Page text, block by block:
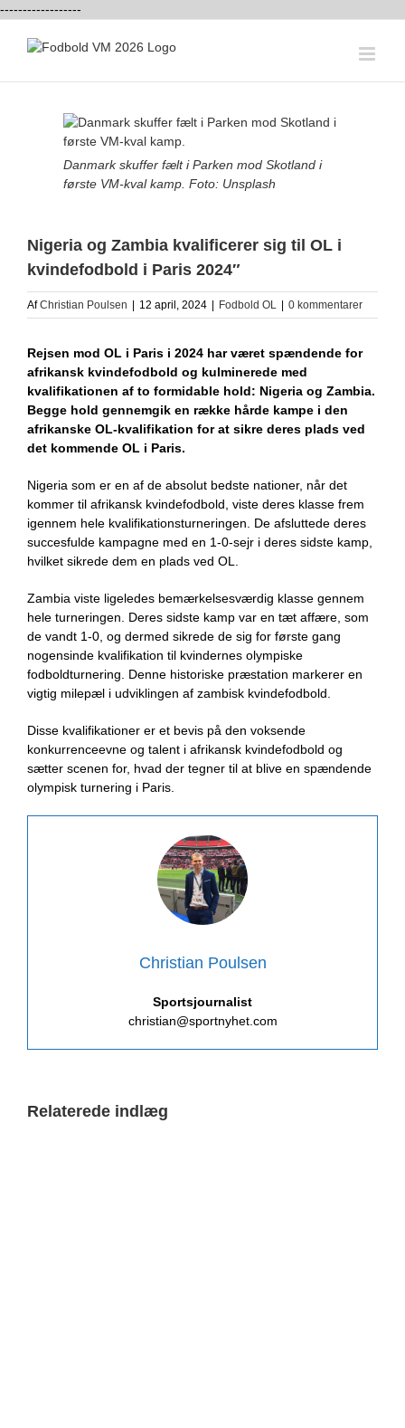
------------------
Larger
Danmark skuffer fælt i Parken mod Skotland i
første VM-kval kamp. Foto: Unsplash
Nigeria og Zambia kvalificerer sig til OL i
kvindefodbold i Paris 2024″
AfChristian Poulsen 12 april, 2024 Fodbold OL 0 kommentarer
Rejsen mod OL i Paris i 2024 har været spændende for
afrikansk kvindefodbold og kulminerede med
kvalifikationen af to formidable hold: Nigeria og Zambia.
Begge hold gennemgik en række hårde kampe i den
afrikanske OL-kvalifikation for at sikre deres plads ved
det kommende OL i Paris.
Nigeria som er en af de absolut bedste nationer, når det
kommer til afrikansk kvindefodbold, viste deres klasse frem
igennem hele kvalifikationsturneringen. De afsluttede deres
succesfulde kampagne med en 1-0-sejr i deres sidste kamp,
hvilket sikrede dem en plads ved OL.
Zambia viste ligeledes bemærkelsesværdig klasse gennem
hele turneringen. Deres sidste kamp var en tæt affære, som
de vandt 1-0, og dermed sikrede de sig for første gang
nogensinde kvalifikation til kvindernes olympiske
fodboldturnering. Denne historiske præstation markerer en
vigtig milepæl i udviklingen af zambisk kvindefodbold.
Disse kvalifikationer er et bevis på den voksende
konkurrenceevne og talent i afrikansk kvindefodbold og
sætter scenen for, hvad der tegner til at blive en spændende
olympisk turnering i Paris.
Christian Poulsen
Sportsjournalist
christian@sportnyhet.com
Relaterede indlæg